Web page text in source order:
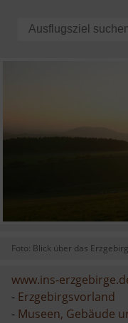
Foto: Blick über das
www.ins-
- Erzgebirgsvorland
- Museen, Gebäude